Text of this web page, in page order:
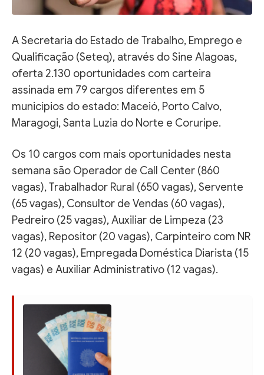
A Secretaria do Estado de Trabalho, Emprego e
Qualificação (Seteq), através do Sine Alagoas,
oferta 2.130 oportunidades com carteira
assinada em 79 cargos diferentes em 5
municípios do estado: Maceió, Porto Calvo,
Maragogi, Santa Luzia do Norte e Coruripe.
Os 10 cargos com mais oportunidades nesta
semana são Operador de Call Center (860
vagas), Trabalhador Rural (650 vagas), Servente
(65 vagas), Consultor de Vendas (60 vagas),
Pedreiro (25 vagas), Auxiliar de Limpeza (23
vagas), Repositor (20 vagas), Carpinteiro com NR
12 (20 vagas), Empregada Doméstica Diarista (15
vagas) e Auxiliar Administrativo (12 vagas).